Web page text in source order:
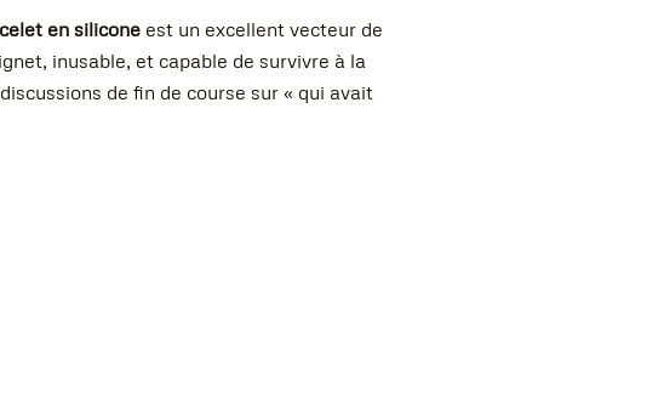
en silicone est un excellent vecteur de
inusable, et capable de survivre à la
de fin de course sur « qui avait